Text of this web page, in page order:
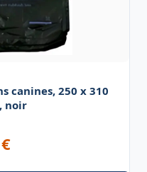
canines, 250 x 310
noir
€